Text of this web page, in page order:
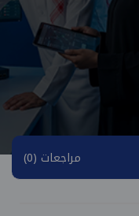
مراجعات (0)